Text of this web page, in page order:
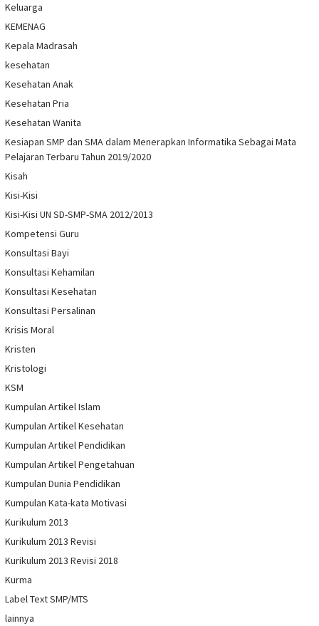
Keluarga
KEMENAG
Kepala Madrasah
kesehatan
Kesehatan Anak
Kesehatan Pria
Kesehatan Wanita
Kesiapan SMP dan SMA dalam Menerapkan Informatika Sebagai Mata
Pelajaran Terbaru Tahun 2019/2020
Kisah
Kisi-Kisi
Kisi-Kisi UN SD-SMP-SMA 2012/2013
Kompetensi Guru
Konsultasi Bayi
Konsultasi Kehamilan
Konsultasi Kesehatan
Konsultasi Persalinan
Krisis Moral
Kristen
Kristologi
KSM
Kumpulan Artikel Islam
Kumpulan Artikel Kesehatan
Kumpulan Artikel Pendidikan
Kumpulan Artikel Pengetahuan
Kumpulan Dunia Pendidikan
Kumpulan Kata-kata Motivasi
Kurikulum 2013
Kurikulum 2013 Revisi
Kurikulum 2013 Revisi 2018
Kurma
Label Text SMP/MTS
lainnya